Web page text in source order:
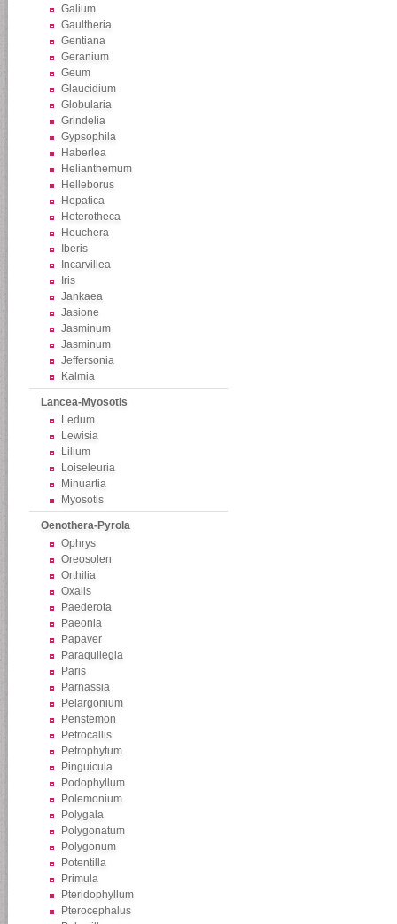
Galium
Gaultheria
Gentiana
Geranium
Geum
Glaucidium
Globularia
Grindelia
Gypsophila
Haberlea
Helianthemum
Helleborus
Hepatica
Heterotheca
Heuchera
Iberis
Incarvillea
Iris
Jankaea
Jasione
Jasminum
Jasminum
Jeffersonia
Kalmia
Lancea-Myosotis
Ledum
Lewisia
Lilium
Loiseleuria
Minuartia
Myosotis
Oenothera-Pyrola
Ophrys
Oreosolen
Orthilia
Oxalis
Paederota
Paeonia
Papaver
Paraquilegia
Paris
Parnassia
Pelargonium
Penstemon
Petrocallis
Petrophytum
Pinguicula
Podophyllum
Polemonium
Polygala
Polygonatum
Polygonum
Potentilla
Primula
Pteridophyllum
Pterocephalus